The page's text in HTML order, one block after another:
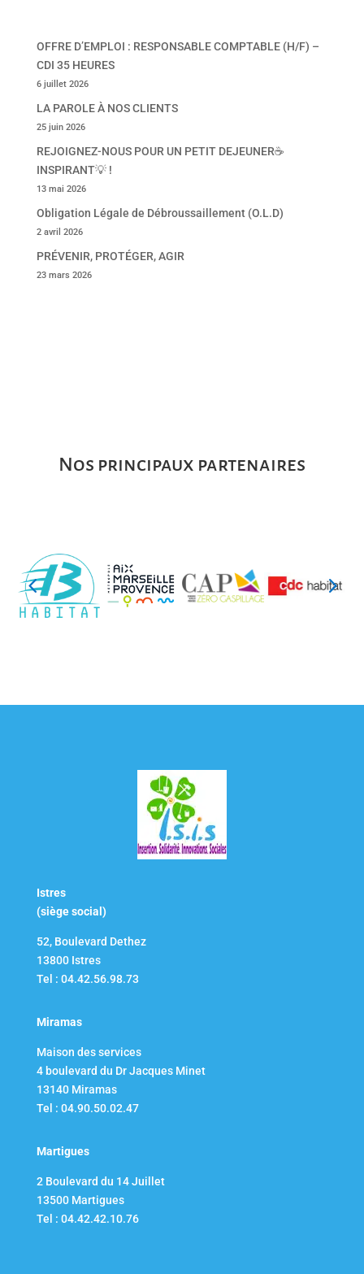
OFFRE D’EMPLOI : RESPONSABLE COMPTABLE (H/F) –
CDI 35 HEURES
6 juillet 2026
LA PAROLE À NOS CLIENTS
25 juin 2026
REJOIGNEZ-NOUS POUR UN PETIT DEJEUNER☕
INSPIRANT💡 !
13 mai 2026
Obligation Légale de Débroussaillement (O.L.D)
2 avril 2026
PRÉVENIR, PROTÉGER, AGIR
23 mars 2026
Nos principaux partenaires
Istres
(siège social)
52, Boulevard Dethez
13800 Istres
Tel : 04.42.56.98.73
Miramas
Maison des services
4 boulevard du Dr Jacques Minet
13140 Miramas
Tel : 04.90.50.02.47
Martigues
2 Boulevard du 14 Juillet​
13500 Martigues
Tel : 04.42.42.10.76